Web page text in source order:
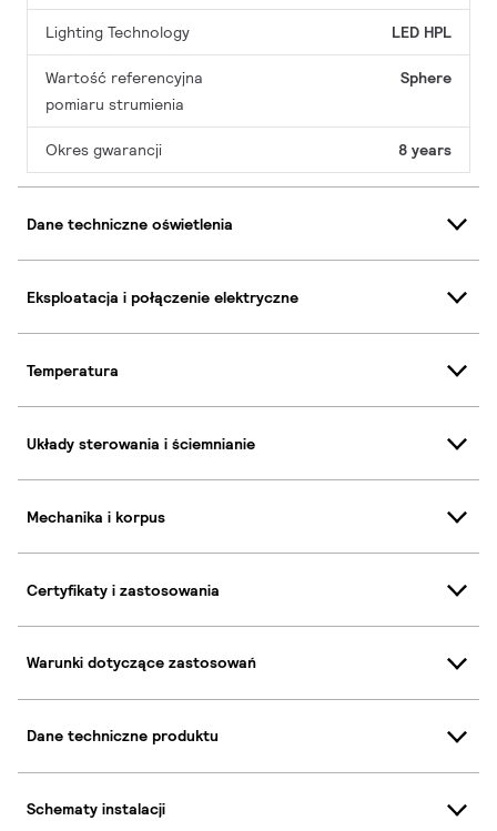
Lighting Technology LED HPL
Wartość referencyjna
pomiaru strumienia
Sphere
Okres gwarancji 8 years
Dane techniczne oświetlenia
Eksploatacja i połączenie elektryczne
Temperatura
Układy sterowania i ściemnianie
Mechanika i korpus
Certyfikaty i zastosowania
Warunki dotyczące zastosowań
Dane techniczne produktu
Schematy instalacji